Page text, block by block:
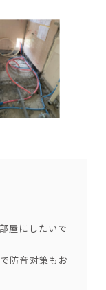
屋にしたいで
防音対策もお